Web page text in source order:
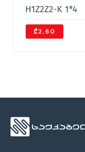
H1Z2Z2-K 1*4
₾2.60